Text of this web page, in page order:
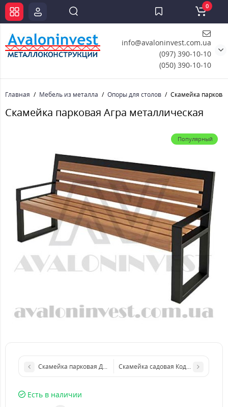
info@avaloninvest.com.ua
(097) 390-10-10
(050) 390-10-10
0
Главная Мебель из металла Опоры для столов Скамейка
Скамейка парковая Агра металлическая
Популярный
Скамейка парковая Дели металлическая
Скамейка садовая Кодру
Есть в наличии